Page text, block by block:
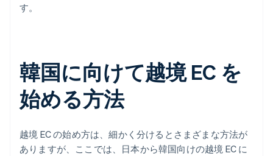
す。
韓国に向けて越境 EC を
始める方法
越境 EC の始め方は、細かく分けるとさまざまな方法が
ありますが、ここでは、日本から韓国向けの越境 EC に